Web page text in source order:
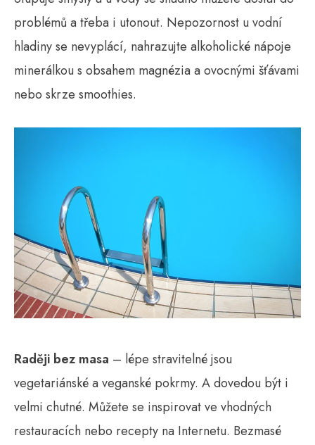
problémů a třeba i utonout. Nepozornost u vodní
hladiny se nevyplácí, nahrazujte alkoholické nápoje
minerálkou s obsahem magnézia a ovocnými šťávami
nebo skrze smoothies.
Raději bez masa – lépe stravitelné jsou
vegetariánské a veganské pokrmy. A dovedou být i
velmi chutné. Můžete se inspirovat ve vhodných
restauracích nebo recepty na Internetu. Bezmasé